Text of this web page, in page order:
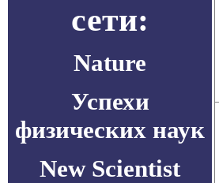
сети:
Nature
Успехи
физических наук
New Scientist